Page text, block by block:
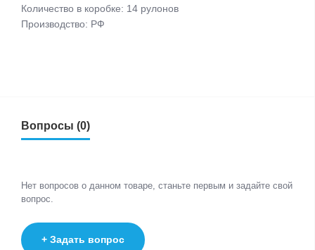
Количество в коробке: 14 рулонов
Производство: РФ
Вопросы (0)
Нет вопросов о данном товаре, станьте первым и задайте свой
вопрос.
+ Задать вопрос